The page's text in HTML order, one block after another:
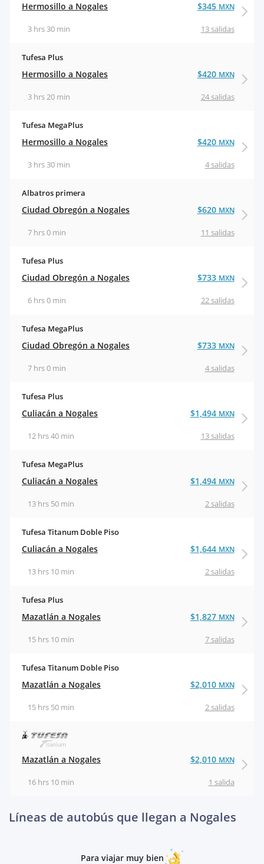
Hermosillo a Nogales
13 salidas
3 hrs 30 min
$345 MXN
Tufesa Plus
Hermosillo a Nogales
24 salidas
3 hrs 20 min
$420 MXN
Tufesa MegaPlus
Hermosillo a Nogales
4 salidas
3 hrs 30 min
$420 MXN
Albatros primera
Ciudad Obregón a Nogales
11 salidas
7 hrs 0 min
$620 MXN
Tufesa Plus
Ciudad Obregón a Nogales
22 salidas
6 hrs 0 min
$733 MXN
Tufesa MegaPlus
Ciudad Obregón a Nogales
4 salidas
7 hrs 0 min
$733 MXN
Tufesa Plus
Culiacán a Nogales
13 salidas
12 hrs 40 min
$1,494 MXN
Tufesa MegaPlus
Culiacán a Nogales
2 salidas
13 hrs 50 min
$1,494 MXN
Tufesa Titanum Doble Piso
Culiacán a Nogales
2 salidas
13 hrs 10 min
$1,644 MXN
Tufesa Plus
Mazatlán a Nogales
7 salidas
15 hrs 10 min
$1,827 MXN
Tufesa Titanum Doble Piso
Mazatlán a Nogales
2 salidas
15 hrs 50 min
$2,010 MXN
Mazatlán a Nogales
1 salida
16 hrs 10 min
$2,010 MXN
Líneas de autobús que llegan a Nogales
Para viajar muy bien